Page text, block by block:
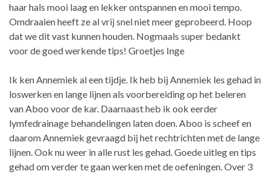
haar hals mooi laag en lekker ontspannen en mooi tempo.
Omdraaien heeft ze al vrij snel niet meer geprobeerd. Hoop
dat we dit vast kunnen houden. Nogmaals super bedankt
voor de goed werkende tips! Groetjes Inge
Ik ken Annemiek al een tijdje. Ik heb bij Annemiek les gehad in
loswerken en lange lijnen als voorbereiding op het beleren
van Aboo voor de kar. Daarnaast heb ik ook eerder
lymfedrainage behandelingen laten doen. Aboo is scheef en
daarom Annemiek gevraagd bij het rechtrichten met de lange
lijnen. Ook nu weer in alle rust les gehad. Goede uitleg en tips
gehad om verder te gaan werken met de oefeningen. Over 3